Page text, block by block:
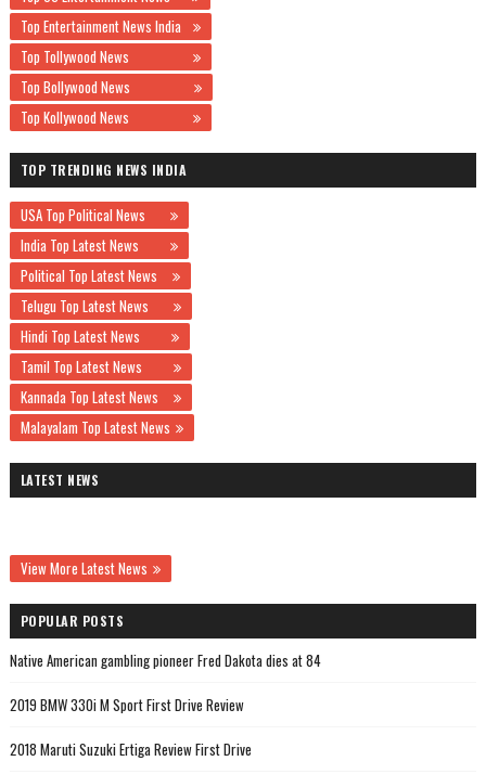
Top Entertainment News India
Top Tollywood News
Top Bollywood News
Top Kollywood News
TOP TRENDING NEWS INDIA
USA Top Political News
India Top Latest News
Political Top Latest News
Telugu Top Latest News
Hindi Top Latest News
Tamil Top Latest News
Kannada Top Latest News
Malayalam Top Latest News
LATEST NEWS
View More Latest News
POPULAR POSTS
Native American gambling pioneer Fred Dakota dies at 84
2019 BMW 330i M Sport First Drive Review
2018 Maruti Suzuki Ertiga Review First Drive